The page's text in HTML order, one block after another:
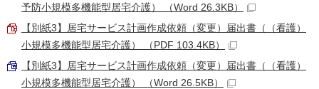
予防小規模多機能型居宅介護） （Word 26.3KB）
【別紙3】居宅サービス計画作成依頼（変更）届出書（（看護）
小規模多機能型居宅介護） （PDF 103.4KB）
【別紙3】居宅サービス計画作成依頼（変更）届出書（（看護）
小規模多機能型居宅介護） （Word 26.5KB）